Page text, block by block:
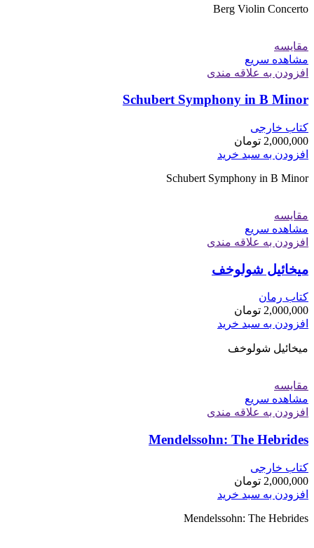
Berg Violin Concerto
مقایسه
مشاهده سریع
افزودن به علاقه مندی
Schubert Symphony in B Minor
کتاب خارجی
2,000,000 تومان
افزودن به سبد خرید
Schubert Symphony in B Minor
مقایسه
مشاهده سریع
افزودن به علاقه مندی
میخائیل شولوخف
کتاب رمان
2,000,000 تومان
افزودن به سبد خرید
میخائیل شولوخف
مقایسه
مشاهده سریع
افزودن به علاقه مندی
Mendelssohn: The Hebrides
کتاب خارجی
2,000,000 تومان
افزودن به سبد خرید
Mendelssohn: The Hebrides